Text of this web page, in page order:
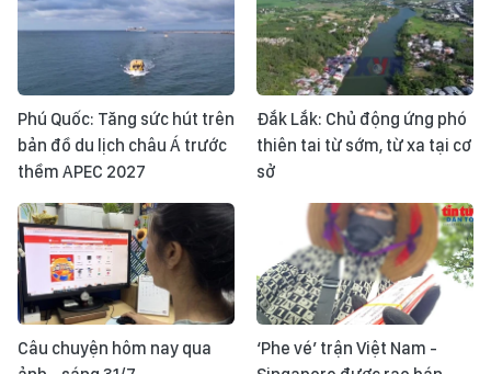
Phú Quốc: Tăng sức hút trên
bản đồ du lịch châu Á trước
thềm APEC 2027
Đắk Lắk: Chủ động ứng phó
thiên tai từ sớm, từ xa tại cơ
sở
Câu chuyện hôm nay qua
‘Phe vé’ trận Việt Nam -